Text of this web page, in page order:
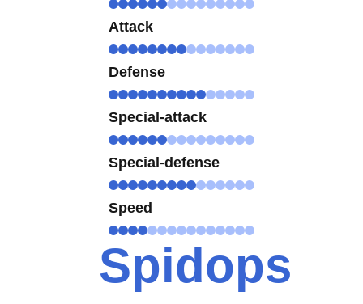
Attack
Defense
Special-attack
Special-defense
Speed
Spidops